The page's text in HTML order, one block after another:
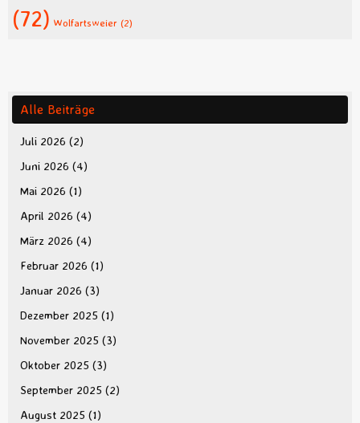
(72) Wolfartsweier (2)
Alle Beiträge
Juli 2026 (2)
Juni 2026 (4)
Mai 2026 (1)
April 2026 (4)
März 2026 (4)
Februar 2026 (1)
Januar 2026 (3)
Dezember 2025 (1)
November 2025 (3)
Oktober 2025 (3)
September 2025 (2)
August 2025 (1)